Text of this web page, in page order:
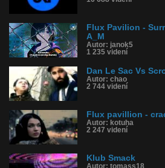
Flux Pavilion -
A_M
Autor: janok5
1 235 videní
Dan Le Sac Vs
Autor: chao
2 744 videní
Flux pavillion -
Autor: kotuha
2 247 videní
Klub Smack
Autor: tomass18